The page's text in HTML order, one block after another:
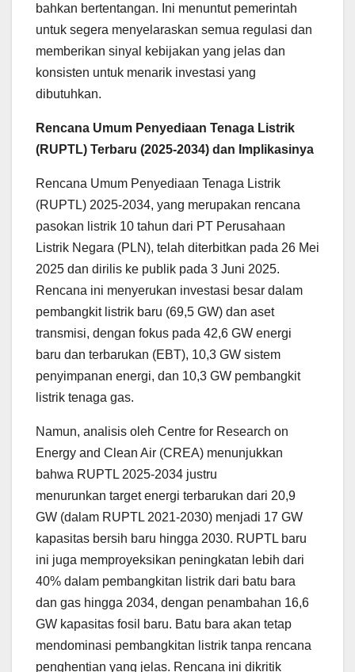
bahkan bertentangan. Ini menuntut pemerintah
untuk segera menyelaraskan semua regulasi dan
memberikan sinyal kebijakan yang jelas dan
konsisten untuk menarik investasi yang
dibutuhkan.
Rencana Umum Penyediaan Tenaga Listrik
(RUPTL) Terbaru (2025-2034) dan Implikasinya
Rencana Umum Penyediaan Tenaga Listrik
(RUPTL) 2025-2034, yang merupakan rencana
pasokan listrik 10 tahun dari PT Perusahaan
Listrik Negara (PLN), telah diterbitkan pada 26 Mei
2025 dan dirilis ke publik pada 3 Juni 2025.
Rencana ini menyerukan investasi besar dalam
pembangkit listrik baru (69,5 GW) dan aset
transmisi, dengan fokus pada 42,6 GW energi
baru dan terbarukan (EBT), 10,3 GW sistem
penyimpanan energi, dan 10,3 GW pembangkit
listrik tenaga gas.
Namun, analisis oleh Centre for Research on
Energy and Clean Air (CREA) menunjukkan
bahwa RUPTL 2025-2034 justru
menurunkan target energi terbarukan dari 20,9
GW (dalam RUPTL 2021-2030) menjadi 17 GW
kapasitas bersih baru hingga 2030. RUPTL baru
ini juga memproyeksikan peningkatan lebih dari
40% dalam pembangkitan listrik dari batu bara
dan gas hingga 2034, dengan penambahan 16,6
GW kapasitas fosil baru. Batu bara akan tetap
mendominasi pembangkitan listrik tanpa rencana
penghentian yang jelas. Rencana ini dikritik